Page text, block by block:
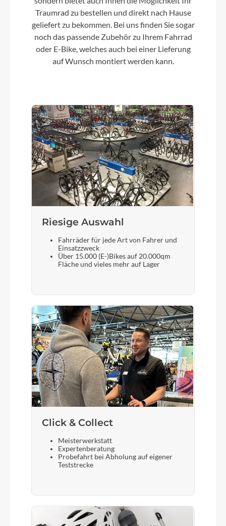
Sattel
Syncros Tofino Regular 2.0 Cutout
Sattelstütze
Syncros SP-R101-CF
Traumrad zu bestellen und direkt nach Hause
geliefert zu bekommen. Bei uns finden Sie sogar
noch das passende Zubehör zu Ihrem Fahrrad
oder E-Bike, welches auch bei einer Lieferung
auf Wunsch montiert werden kann.
Riesige Auswahl
Fahrräder für jede Art von Fahrer und
Einsatzzweck
Über 15.000 (E-)Bikes auf 20.000qm
Fläche und vieles mehr auf Lager
Click & Collect
Meisterwerkstatt
Expertenberatung
Probefahrt bei Abholung auf eigener
Teststrecke